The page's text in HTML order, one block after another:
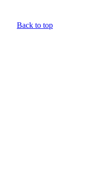
Back to top